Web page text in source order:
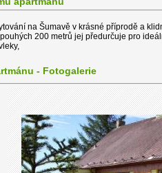
na Šumavě v krásné příprodě a
200 metrů jej předurčuje pro
- Fotogalerie